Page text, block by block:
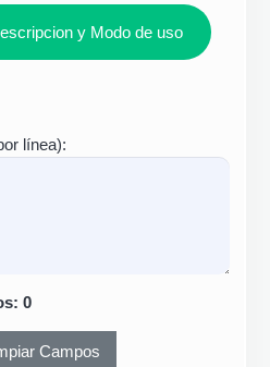
y Modo de uso
línea):
0
Campos